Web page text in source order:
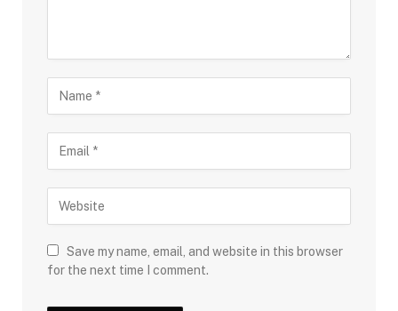
Save my name, email, and website in this browser
for the next time I comment.